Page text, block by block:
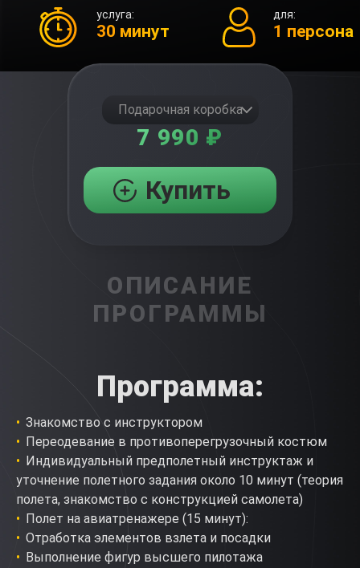
услуга:
30 минут
для:
1 персона
Подарочная коробка
7 990 ₽
Купить
ОПИСАНИЕ
ПРОГРАММЫ
Программа:
Знакомство с инструктором
Переодевание в противоперегрузочный костюм
Индивидуальный предполетный инструктаж и
уточнение полетного задания около 10 минут (теория
полета, знакомство с конструкцией самолета)
Полет на авиатренажере (15 минут):
Отработка элементов взлета и посадки
Выполнение фигур высшего пилотажа